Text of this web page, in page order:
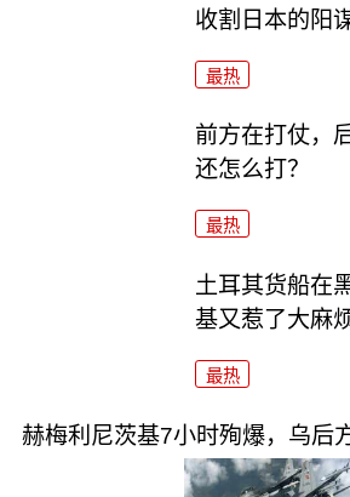
收割日本的阳谋
最热
前方在打仗，
还怎么打？
最热
土耳其货船在
基又惹了大麻
最热
赫梅利尼茨基7小时殉爆，乌后